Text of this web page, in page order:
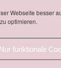
Webseite besser
optimieren.
Nur funktionale